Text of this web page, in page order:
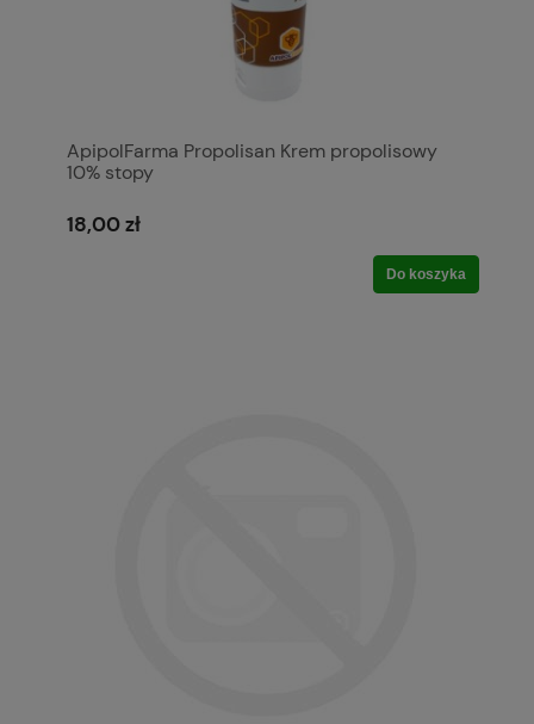
ApipolFarma Propolisan Krem propolisowy
10% stopy
18,00 zł
Do koszyka